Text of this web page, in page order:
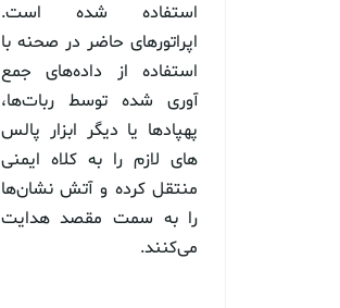
استفاده شده است.
اپراتورهای حاضر در صحنه با
استفاده از داده‌های جمع
آوری شده توسط ربات‌ها،
پهپادها یا دیگر ابزار پالس
های لازم را به کلاه ایمنی
منتقل کرده و آتش نشان‌ها
را به سمت مقصد هدایت
می‌کنند.